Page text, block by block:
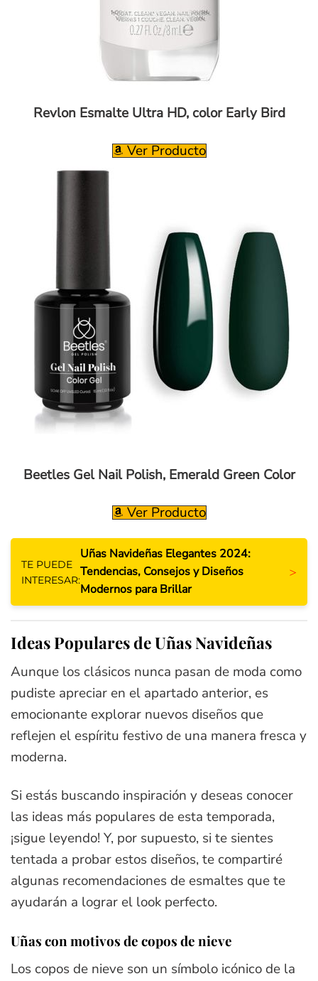
Revlon Esmalte Ultra HD, color Early Bird
Ver Producto
Beetles Gel Nail Polish, Emerald Green Color
Ver Producto
TE PUEDE
INTERESAR:
Uñas Navideñas Elegantes 2024:
Tendencias, Consejos y Diseños
Modernos para Brillar
>
Ideas Populares de Uñas Navideñas
Aunque los clásicos nunca pasan de moda como
pudiste apreciar en el apartado anterior, es
emocionante explorar nuevos diseños que
reflejen el espíritu festivo de una manera fresca y
moderna.
Si estás buscando inspiración y deseas conocer
las ideas más populares de esta temporada,
¡sigue leyendo! Y, por supuesto, si te sientes
tentada a probar estos diseños, te compartiré
algunas recomendaciones de esmaltes que te
ayudarán a lograr el look perfecto.
Uñas con motivos de copos de nieve
Los copos de nieve son un símbolo icónico de la